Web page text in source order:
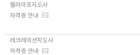
웰라이프지도사
자격증 안내
레크레이션지도사
자격증 안내